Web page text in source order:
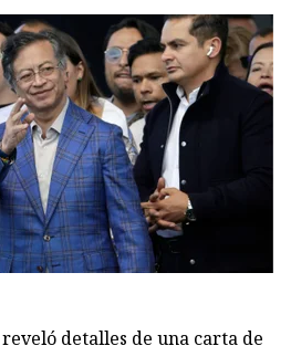
detalles de una carta de